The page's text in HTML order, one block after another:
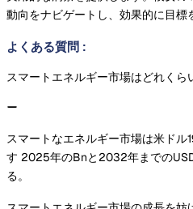
動向をナビゲートし、効果的に目標
よくある質問 :
スマートエネルギー市場はどれくら
スマートなエネルギー市場は米ドル
す 2025年のBnと2032年までの
る。